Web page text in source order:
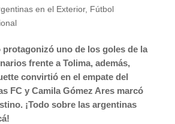
en el Exterior, Fútbol
protagonizó uno de los goles de la
frente a Tolima, además,
convirtió en el empate del
FC y Camila Gómez Ares marcó
¡Todo sobre las argentinas